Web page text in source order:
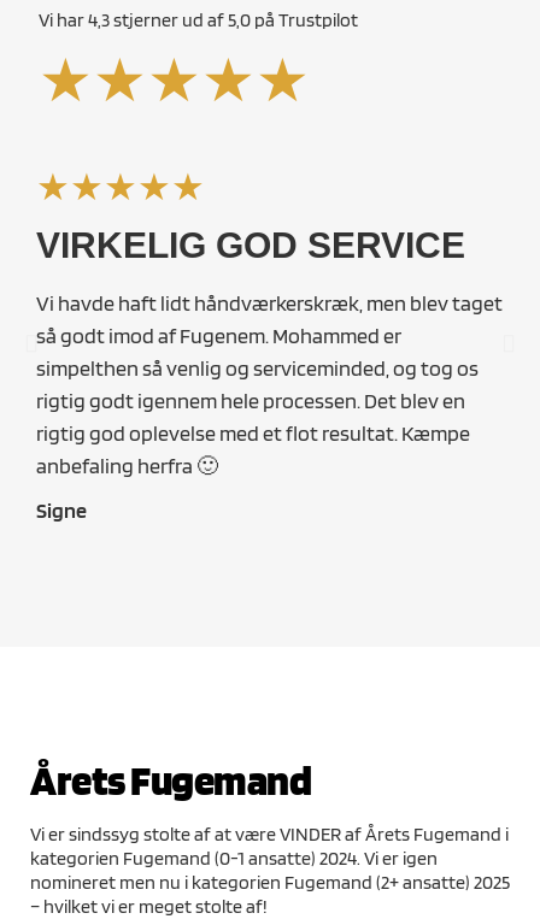
Vi har 4,3 stjerner ud af 5,0 på Trustpilot
★★★★★
★★★★★
VIRKELIG GOD SERVICE
Vi havde haft lidt håndværkerskræk, men blev taget
så godt imod af Fugenem. Mohammed er
simpelthen så venlig og serviceminded, og tog os
rigtig godt igennem hele processen. Det blev en
rigtig god oplevelse med et flot resultat. Kæmpe
anbefaling herfra 🙂
Signe
Årets Fugemand
Vi er sindssyg stolte af at være VINDER af Årets Fugemand i
kategorien Fugemand (0-1 ansatte) 2024. Vi er igen
nomineret men nu i kategorien Fugemand (2+ ansatte) 2025
– hvilket vi er meget stolte af!